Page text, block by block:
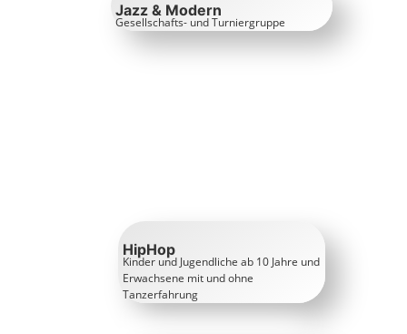
Jazz & Modern
Gesellschafts- und Turniergruppe
HipHop
Kinder und Jugendliche ab 10 Jahre und
Erwachsene mit und ohne
Tanzerfahrung